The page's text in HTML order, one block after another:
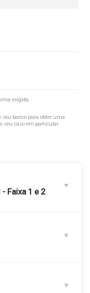
exigida.
seu banco para obter uma
seu caso em particular.
Faixa 1 e 2